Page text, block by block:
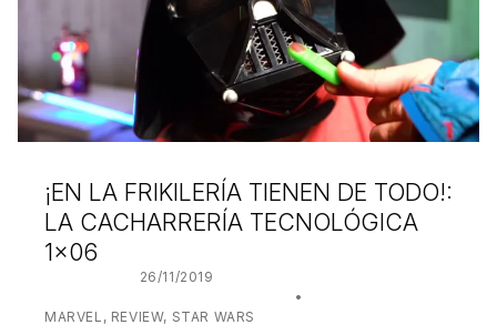
¡EN LA FRIKILERÍA TIENEN DE TODO!:
LA CACHARRERÍA TECNOLÓGICA
1×06
26/11/2019
MARVEL , REVIEW, STAR WARS